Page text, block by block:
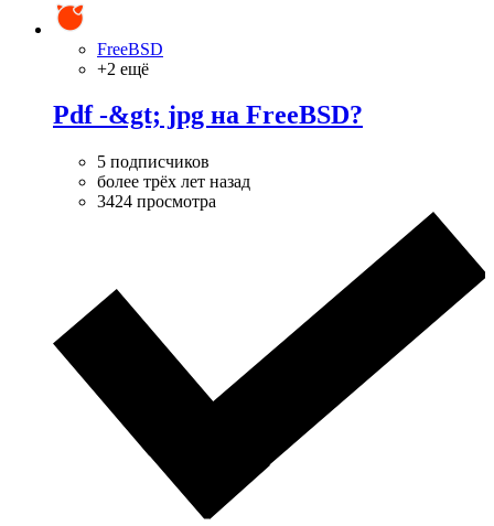
FreeBSD
+2 ещё
Pdf -&gt; jpg на FreeBSD?
5 подписчиков
более трёх лет назад
3424 просмотра